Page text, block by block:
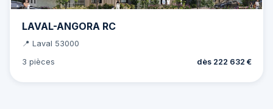
LAVAL-ANGORA RC
📍 Laval 53000
3 pièces
dès 222 632 €